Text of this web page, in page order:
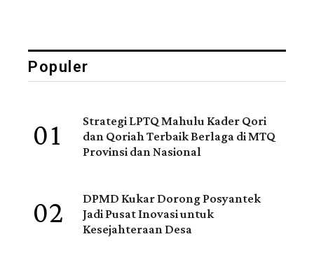
Populer
01 Strategi LPTQ Mahulu Kader Qori
dan Qoriah Terbaik Berlaga di MTQ
Provinsi dan Nasional
02 DPMD Kukar Dorong Posyantek
Jadi Pusat Inovasi untuk
Kesejahteraan Desa